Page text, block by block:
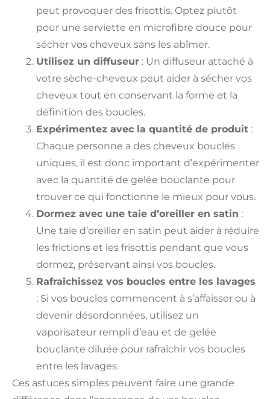
peut provoquer des frisottis. Optez plutôt
pour une serviette en microfibre douce pour
sécher vos cheveux sans les abîmer.
Utilisez un diffuseur : Un diffuseur attaché à
votre sèche-cheveux peut aider à sécher vos
cheveux tout en conservant la forme et la
définition des boucles.
Expérimentez avec la quantité de produit :
Chaque personne a des cheveux bouclés
uniques, il est donc important d’expérimenter
avec la quantité de gelée bouclante pour
trouver ce qui fonctionne le mieux pour vous.
Dormez avec une taie d’oreiller en satin :
Une taie d’oreiller en satin peut aider à réduire
les frictions et les frisottis pendant que vous
dormez, préservant ainsi vos boucles.
Rafraîchissez vos boucles entre les lavages
: Si vos boucles commencent à s’affaisser ou à
devenir désordonnées, utilisez un
vaporisateur rempli d’eau et de gelée
bouclante diluée pour rafraîchir vos boucles
entre les lavages.
Ces astuces simples peuvent faire une grande